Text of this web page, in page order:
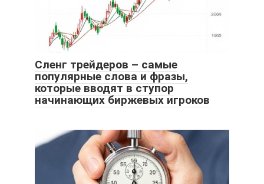
Сленг трейдеров – самые
популярные слова и фразы,
которые вводят в ступор
начинающих биржевых игроков